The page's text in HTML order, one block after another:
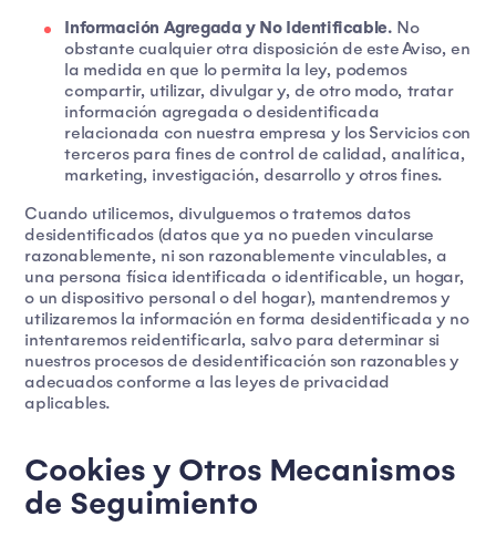
Información Agregada y No Identificable. No
obstante cualquier otra disposición de este Aviso, en
la medida en que lo permita la ley, podemos
compartir, utilizar, divulgar y, de otro modo, tratar
información agregada o desidentificada
relacionada con nuestra empresa y los Servicios con
terceros para fines de control de calidad, analítica,
marketing, investigación, desarrollo y otros fines.
Cuando utilicemos, divulguemos o tratemos datos
desidentificados (datos que ya no pueden vincularse
razonablemente, ni son razonablemente vinculables, a
una persona física identificada o identificable, un hogar,
o un dispositivo personal o del hogar), mantendremos y
utilizaremos la información en forma desidentificada y no
intentaremos reidentificarla, salvo para determinar si
nuestros procesos de desidentificación son razonables y
adecuados conforme a las leyes de privacidad
aplicables.
Cookies y Otros Mecanismos
de Seguimiento